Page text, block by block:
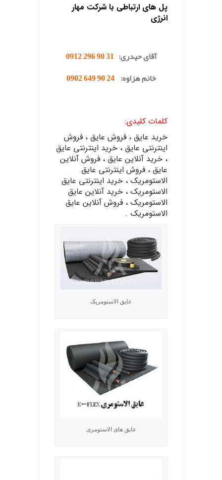
پل های ارتباطی با شرکت مهار
انرژی
آقای حیدری: 31 90 296 0912
خانم هزاوه:24 90 649 0902
کلمات کلیدی:
خرید عایق ، فروش عایق ، فروش
اینترنتی عایق ، خرید اینترنتی عایق
، خرید آنلاین عایق ، فروش آنلاین
عایق ، فروش اینترنتی عایق
الاستومریک ، خرید اینترنتی عایق
الاستومریک ، خرید آنلاین عایق
الاستومریک ، فروش آنلاین عایق
الاستومریک .
عایق الاستومریک
عایق های الاستومری